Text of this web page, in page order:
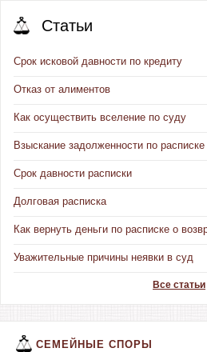
Статьи
Срок исковой давности по кредиту
Отказ от алиментов
Как осуществить вселение по суду
Взыскание задолженности по
Срок давности расписки
Долговая расписка
Как вернуть деньги по расписке о
Уважительные причины неявки в суд
Все статьи
СЕМЕЙНЫЕ СПОРЫ